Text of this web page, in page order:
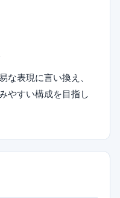
な表現に言い換え、
やすい構成を目指し